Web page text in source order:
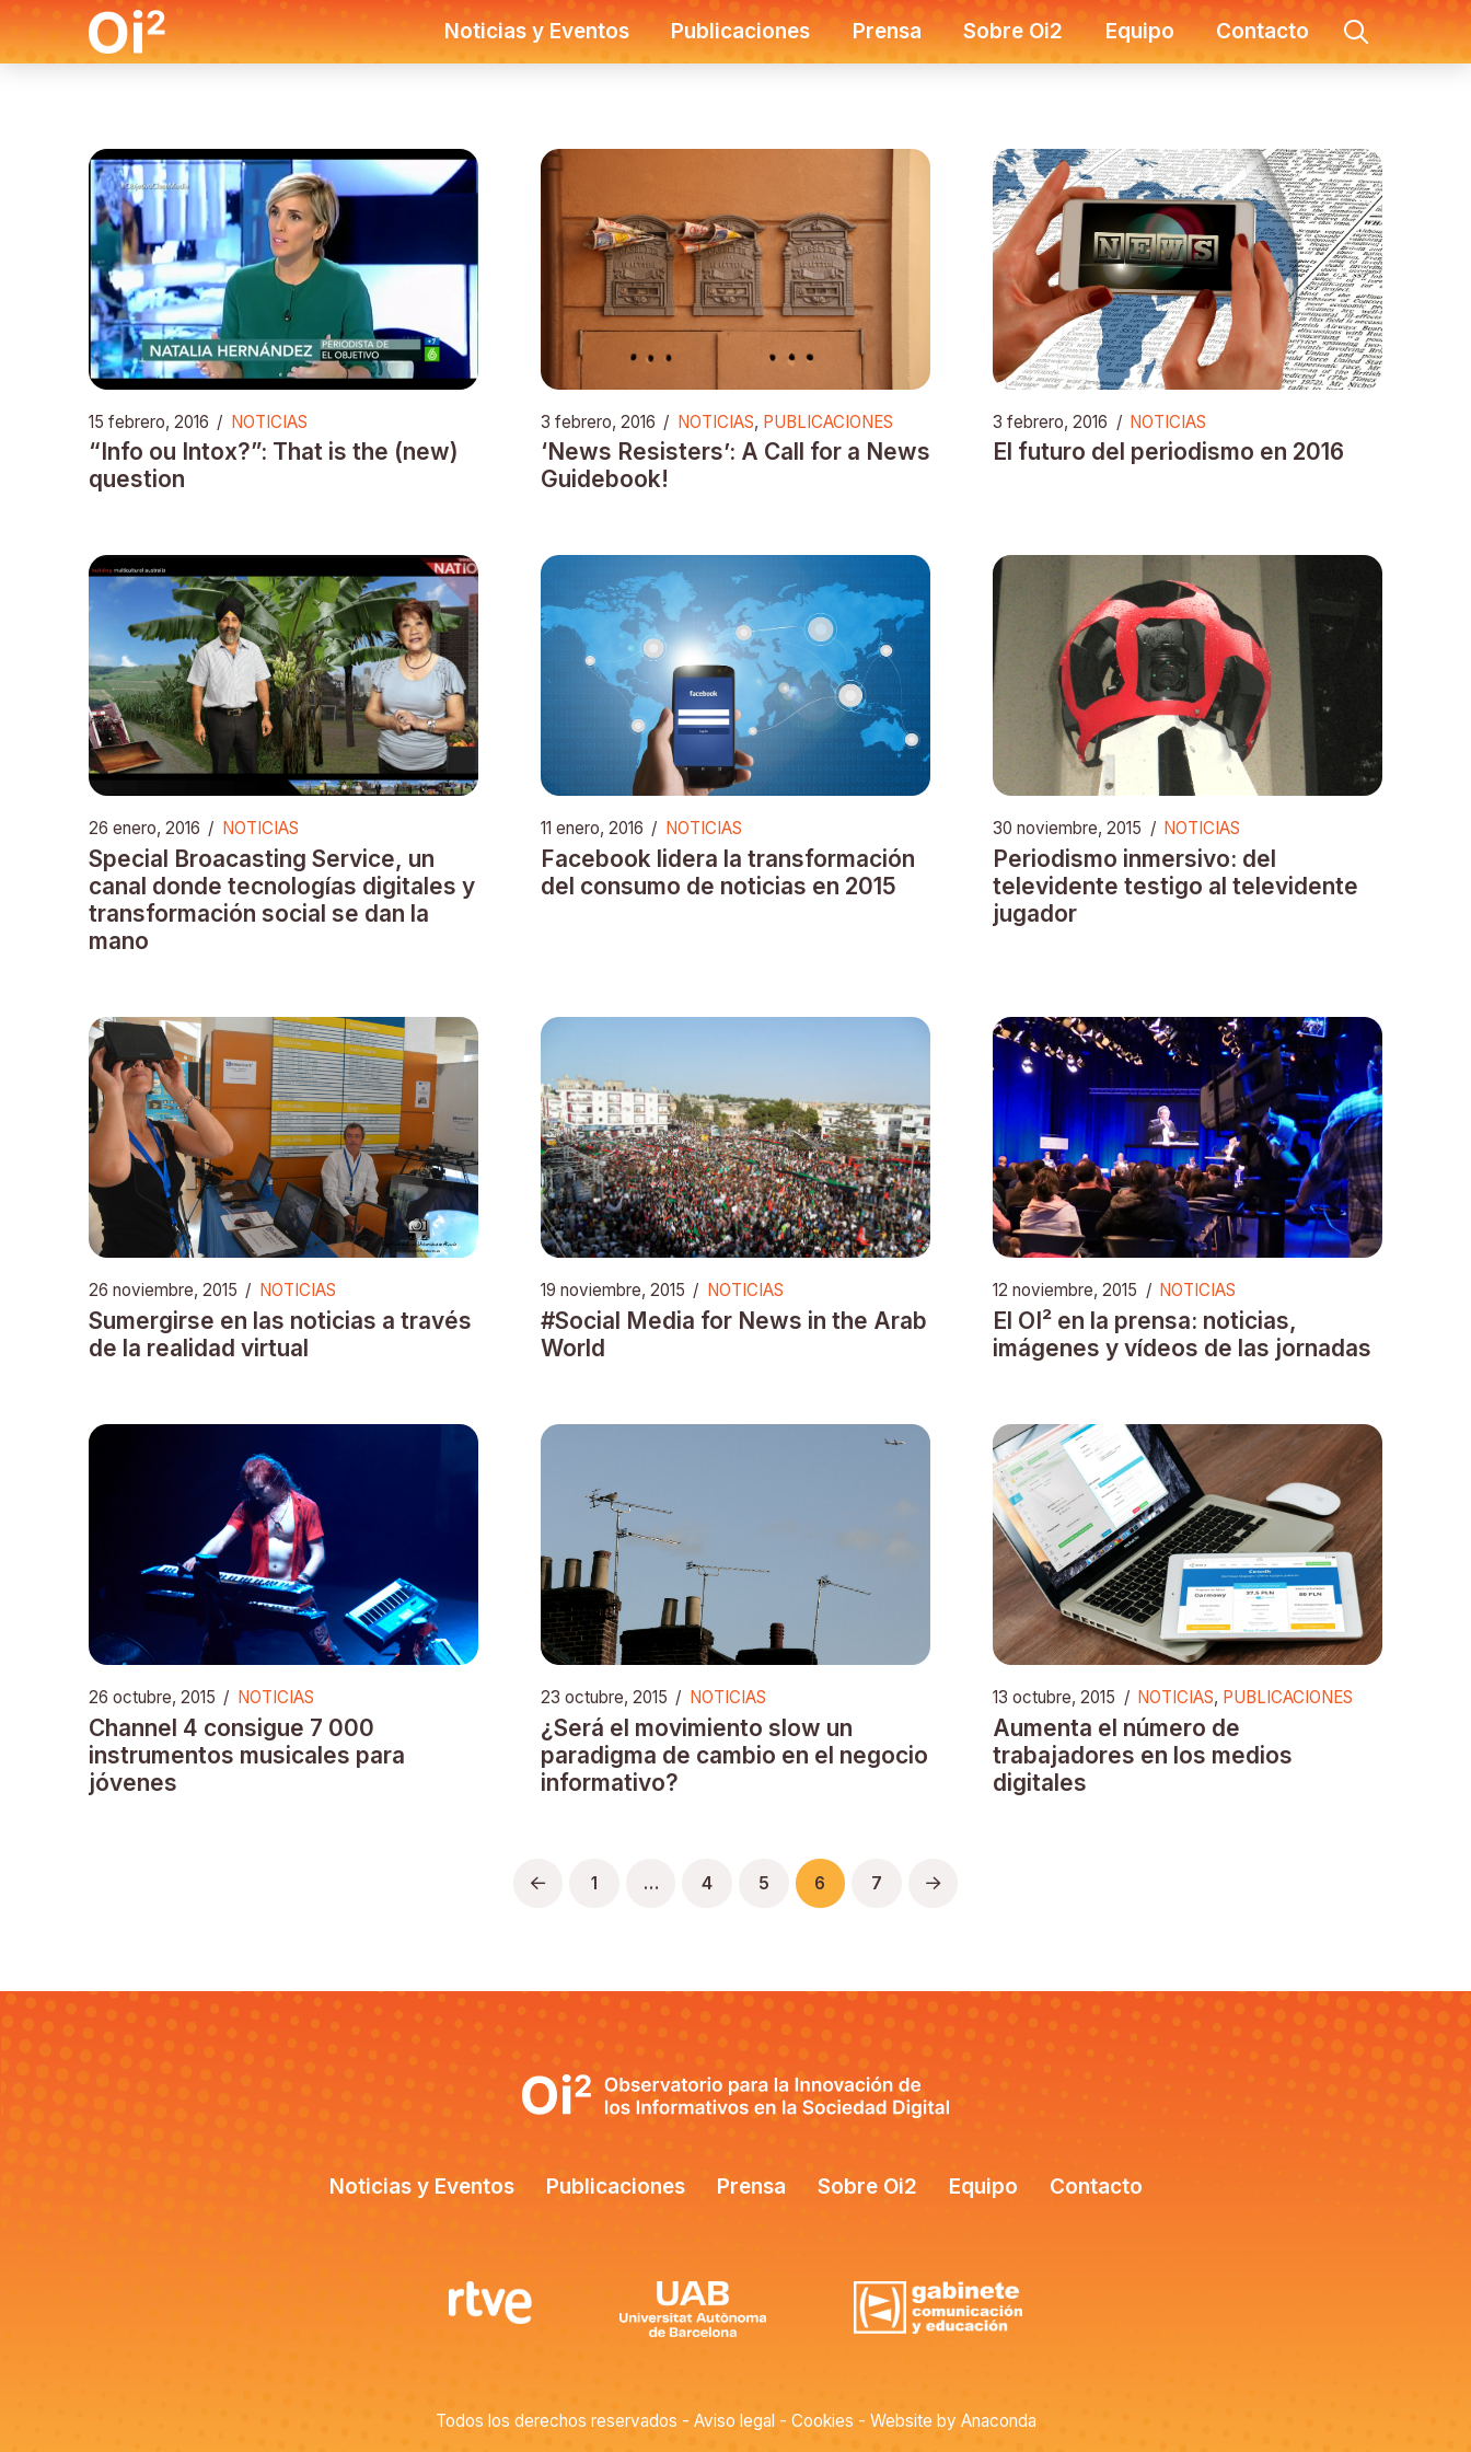
Noticias y Eventos Publicaciones Prensa Sobre Oi2 Equipo Contacto
15 febrero, 2016 / NOTICIAS
“Info ou Intox?”: That is the (new)
question
3 febrero, 2016 / NOTICIAS, PUBLICACIONES
‘News Resisters’: A Call for a News
Guidebook!
3 febrero, 2016 / NOTICIAS
El futuro del periodismo en 2016
26 enero, 2016 / NOTICIAS
Special Broacasting Service, un
canal donde tecnologías digitales y
transformación social se dan la
mano
11 enero, 2016 / NOTICIAS
Facebook lidera la transformación
del consumo de noticias en 2015
30 noviembre, 2015 / NOTICIAS
Periodismo inmersivo: del
televidente testigo al televidente
jugador
26 noviembre, 2015 / NOTICIAS
Sumergirse en las noticias a través
de la realidad virtual
19 noviembre, 2015 / NOTICIAS
#Social Media for News in the Arab
World
12 noviembre, 2015 / NOTICIAS
El OI² en la prensa: noticias,
imágenes y vídeos de las jornadas
26 octubre, 2015 / NOTICIAS
Channel 4 consigue 7 000
instrumentos musicales para
jóvenes
23 octubre, 2015 / NOTICIAS
¿Será el movimiento slow un
paradigma de cambio en el negocio
informativo?
13 octubre, 2015 / NOTICIAS, PUBLICACIONES
Aumenta el número de
trabajadores en los medios
digitales
Prev 1 … 4 5 6 7 Next
Noticias y Eventos Publicaciones Prensa Sobre Oi2 Equipo Contacto
Todos los derechos reservados - Aviso legal - Cookies - Website by Anaconda